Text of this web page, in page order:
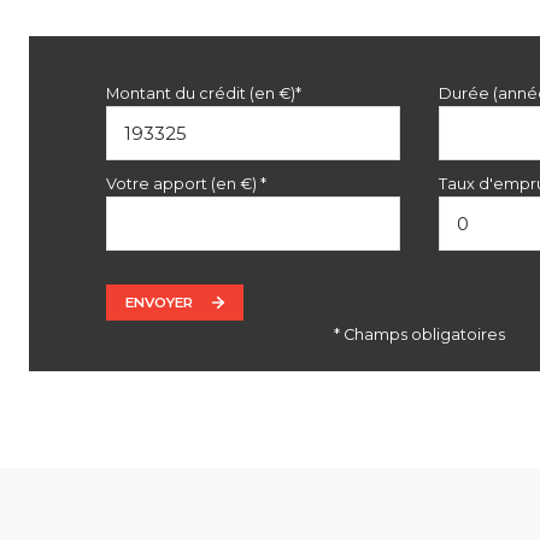
Montant du crédit (en €)* Durée
Votre apport (en €) * Taux
ENVOYER
* Champs obligatoires